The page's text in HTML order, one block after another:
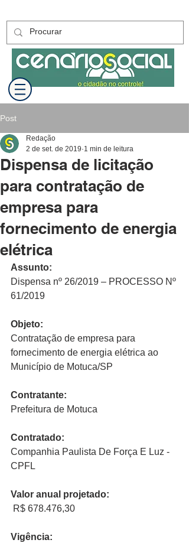
Post
Dispensa de licitação
para contratação de
empresa para
fornecimento de energia
elétrica
Redação
2 de set. de 2019 1 min de leitura
Assunto:
Dispensa nº 26/2019 – PROCESSO Nº
61/2019
Objeto:
Contratação de empresa para
fornecimento de energia elétrica ao
Município de Motuca/SP
Contratante:
Prefeitura de Motuca
Contratado:
Companhia Paulista De Força E Luz -
CPFL
Valor anual projetado:
R$ 678.476,30
Vigência: